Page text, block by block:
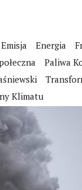
Emisja Energia
Paliwa
Klimatu